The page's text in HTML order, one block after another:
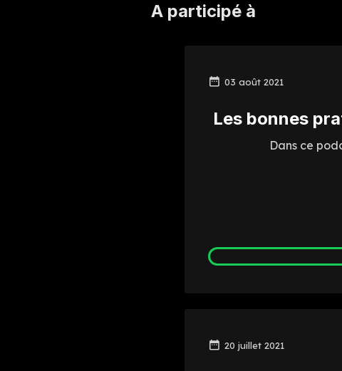
A participé à
03 août 2021
Les bonnes
Dans ce
20 juillet 2021